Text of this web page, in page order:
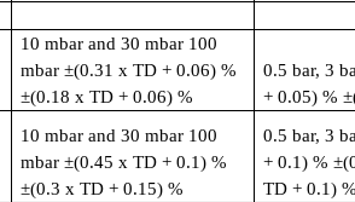
10 mbar and 30 mbar 100
mbar ±(0.31 x TD + 0.06) %
±(0.18 x TD + 0.06) %
0.5 bar, 3
+ 0.05) % ±
10 mbar and 30 mbar 100
mbar ±(0.45 x TD + 0.1) %
±(0.3 x TD + 0.15) %
0.5 bar, 3
+ 0.1) % ±
TD + 0.1) %